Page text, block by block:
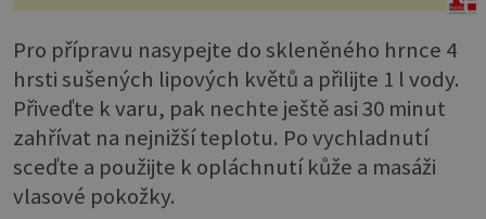
Pro přípravu nasypejte do skleněného hrnce 4
hrsti sušených lipových květů a přilijte 1 l vody.
Přiveďte k varu, pak nechte ještě asi 30 minut
zahřívat na nejnižší teplotu. Po vychladnutí
sceďte a použijte k opláchnutí kůže a masáži
vlasové pokožky.